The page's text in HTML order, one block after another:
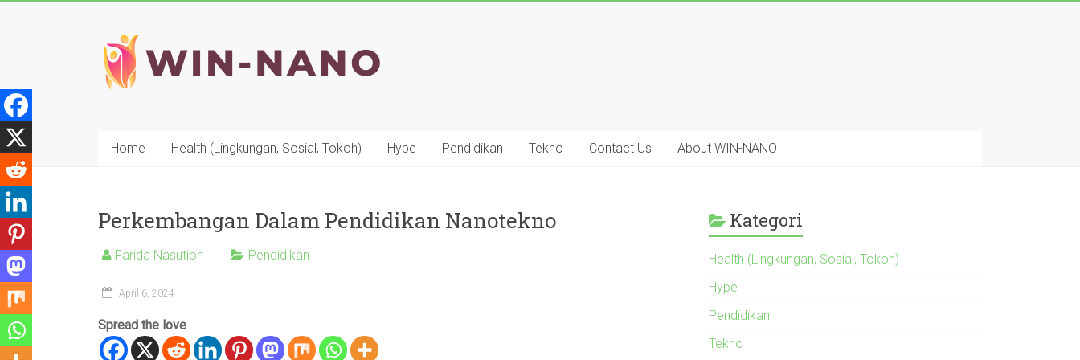
WIN-
NANO
Home Health (Lingkungan, Sosial, Tokoh) Hype Pendidikan Tekno Contact Us About WIN-NANO
Perkembangan Dalam Pendidikan Nanotekno
Farida Nasution Pendidikan
April 6, 2024
Spread the love
Kategori
Health (Lingkungan, Sosial, Tokoh)
Hype
Pendidikan
Tekno